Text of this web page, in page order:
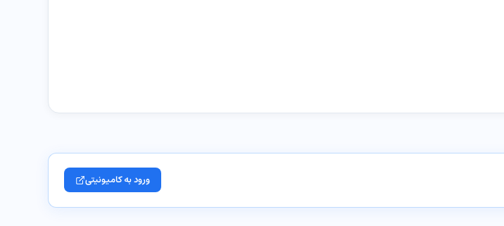
ورود به کامیونیتی